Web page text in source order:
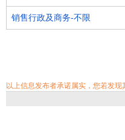
销售行政及商务-不限
以上信息发布者承诺属实，您若发